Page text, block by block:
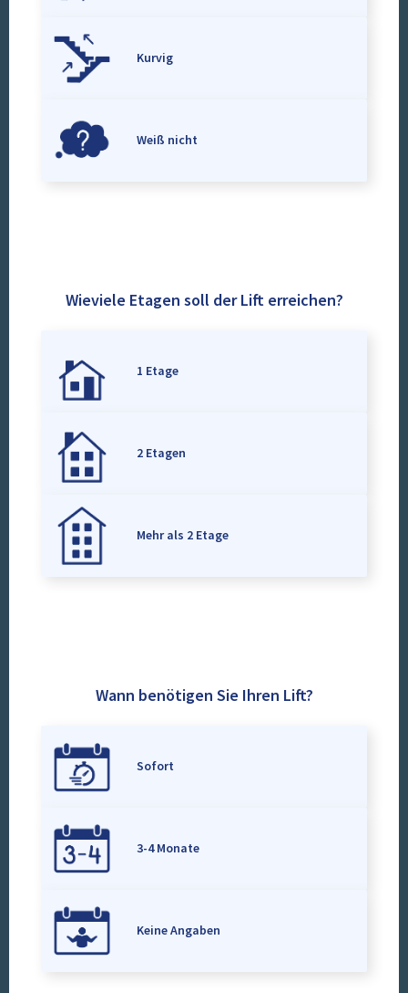
Kurvig
Weiß nicht
Wieviele Etagen soll der Lift erreichen?
1 Etage
2 Etagen
Mehr als 2 Etage
Wann benötigen Sie Ihren Lift?
Sofort
3-4 Monate
Keine Angaben